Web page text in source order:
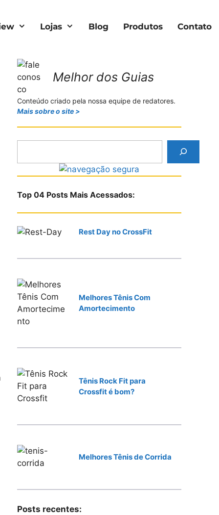
Lojas Blog Produtos Contato
Melhor dos Guias
Conteúdo criado pela nossa equipe de redatores.
Mais sobre o site >
u
a
Top 04 Posts Mais Acessados:
Rest Day no CrossFit
Melhores Tênis Com
Amortecimento
Tênis Rock Fit para
Crossfit é bom?
Melhores Tênis de Corrida
Posts recentes: